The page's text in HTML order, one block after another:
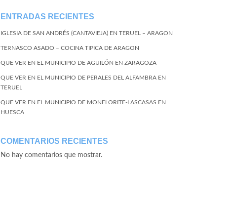
ENTRADAS RECIENTES
IGLESIA DE SAN ANDRÉS (CANTAVIEJA) EN TERUEL – ARAGON
TERNASCO ASADO – COCINA TIPICA DE ARAGON
QUE VER EN EL MUNICIPIO DE AGUILÓN EN ZARAGOZA
QUE VER EN EL MUNICIPIO DE PERALES DEL ALFAMBRA EN
TERUEL
QUE VER EN EL MUNICIPIO DE MONFLORITE-LASCASAS EN
HUESCA
COMENTARIOS RECIENTES
No hay comentarios que mostrar.